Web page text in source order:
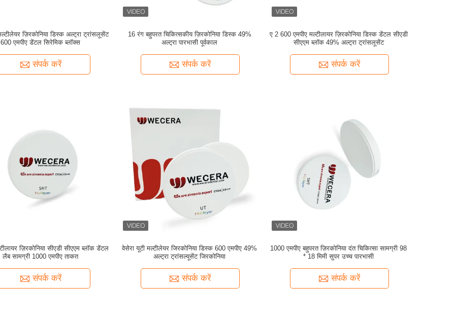
ज़िरकोनिया डिस्क अल्ट्रा ट्रांसलूसेंट
600 एमपीए डेंटल सिरेमिक ब्लॉक्स
संपर्क करें
16 रंग बहुपरत चिकित्सकीय ज़िरकोनिया डिस्क 49%
अल्ट्रा पारभासी पूर्वकाल
संपर्क करें
ए 2 600 एमपीए मल्टीलायर ज़िरकोनिया डिस्क डेंटल सीएडी
सीएएम ब्लॉक 49% अल्ट्रा ट्रांसलूसेंट
संपर्क करें
ज़िरकोनिया सीएडी सीएएम ब्लॉक डेंटल
लैब सामग्री 1000 एमपीए ताकत
संपर्क करें
वेसेरा यूटी मल्टीलेयर जिरकोनिया डिस्क 600 एमपीए 49%
अल्ट्रा ट्रांसल्यूसेंट जिरकोनिया
संपर्क करें
1000 एमपीए बहुपरत ज़िरकोनिया दंत चिकित्सा सामग्री 98
* 18 मिमी सुपर उच्च पारभासी
संपर्क करें